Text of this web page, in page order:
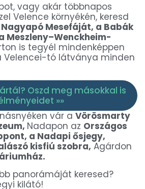
vagy akár többnapos
Velence környékén, keresd
Nagyapó Mesefáját, a Babák
Meszleny–Wenckheim-
is tegyél mindenképpen
Velencei-tó látványa minden
Oszd meg másokkal is
»»
vár a Vörösmarty
Nadapon az Országos
a Nadapi ősjegy,
kisfiú szobra, Agárdon